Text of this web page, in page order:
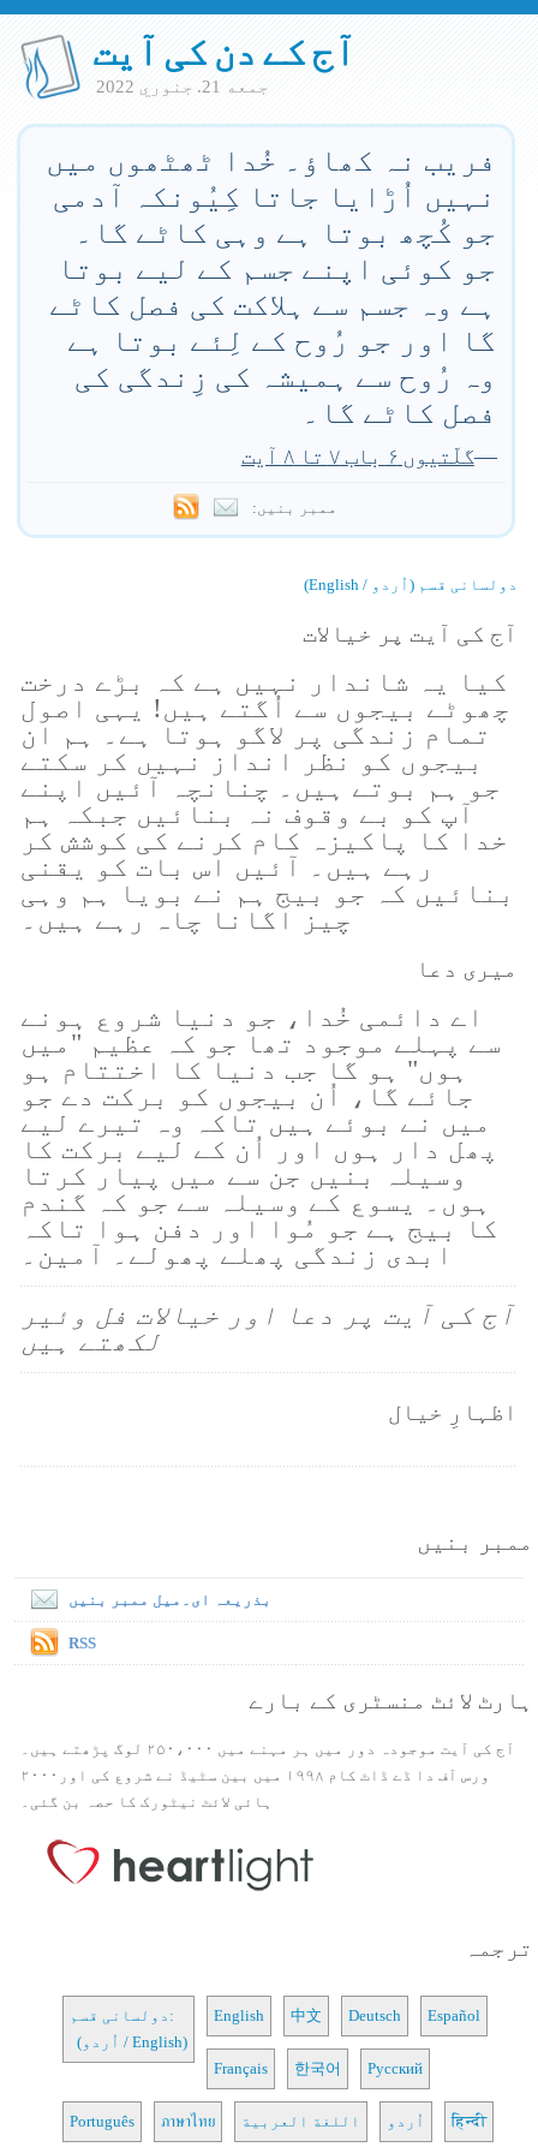
آج کے دن کی آیت
جمعه 21. جنوري 2022
فریب نہ کھاؤ۔ خُدا ٹھٹھوں میں
نہیں اُڑایا جاتا کِیُونکہ آدمی
جو کُچھ بوتا ہے وہی کاٹے گا۔
جو کوئی اپنے جسم کے لیے بوتا
ہے وہ جسم سے ہلاکت کی فصل کاٹے
گا اور جو رُوح کے لِئے بوتا ہے
وہ رُوح سے ہمیشہ کی زِندگی کی
فصل کاٹے گا۔
—گلّتیوں ۶ باب ۷ تا ۸ آیت
ممبر بنیں:
دولسانی قسم (اُردو / English)
آج کی آیت پر خیالات
کیا یہ شاندار نہیں ہے کہ بڑے درخت
چھوٹے بیجوں سے اُگتے ہیں! یہی اصول
تمام زندگی پر لاگو ہوتا ہے۔ ہم ان
بیجوں کو نظر انداز نہیں کر سکتے
جو ہم بوتے ہیں۔ چنانچہ آئیں اپنے
آپ کو بے وقوف نہ بنائیں جبکہ ہم
خدا کا پاکیزہ کام کرنے کی کوشش کر
رہے ہیں۔ آئیں اس بات کو یقنی
بنائیں کہ جو بیج ہم نے بویا ہم وہی
چیز اگانا چاہ رہے ہیں۔
میری دعا
اے دائمی خُدا، جو دنیا شروع ہونے
سے پہلے موجود تھا جو کہ عظیم "میں
ہوں" ہو گا جب دنیا کا اختتام ہو
جائے گا، اُن بیجوں کو برکت دے جو
میں نے بوئے ہیں تاکہ وہ تیرے لیے
پھل دار ہوں اور اُن کے لیے برکت کا
وسیلہ بنیں جن سے میں پیار کرتا
ہوں۔ یسوع کے وسیلہ سے جو کہ گندم
کا بیج ہے جو مُوا اور دفن ہوا تاکہ
ابدی زندگی پھلے پھولے۔ آمین۔
آج کی آیت پر دعا اور خیالات فل وئیر
لکھتے ہیں
اظہارِ خیال
ممبر بنیں
بذریعہ ای۔میل ممبر بنیں
RSS
ہارٹ لائٹ منسٹری کے بارے
آج کی آیت موجودہ دور میں ہر مہنے میں ۲۵۰،۰۰۰ لوگ پڑھتے ہیں۔
ورس آف دا ڈے ڈاٹ کام ۱۹۹۸ میں بین سٹیڈ نے شروع کی اور۲۰۰۰
ہائی لائٹ نیٹورک کا حصہ بن گئی۔
ترجمہ
دولسانی قسم:
(اُردو / English)
English 中文 Deutsch Español
Français 한국어 Русский
Português ภาษาไทย اللغة العربية اُردو हिन्दी